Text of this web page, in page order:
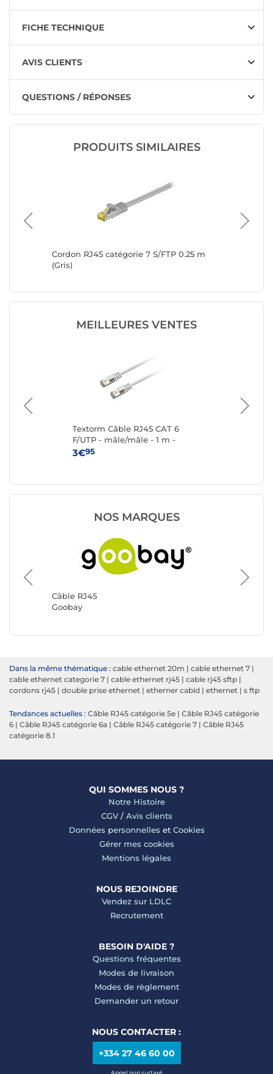
FICHE TECHNIQUE
AVIS CLIENTS
QUESTIONS / RÉPONSES
PRODUITS SIMILAIRES
Cordon RJ45 catégorie 7 S/FTP 0.25 m
(Gris)
MEILLEURES VENTES
Textorm Câble RJ45 CAT 6
F/UTP - mâle/mâle - 1 m -
Blanc
3€95
NOS MARQUES
Câble RJ45
Goobay
Dans la même thématique : cable ethernet 20m | cable ethernet 7 |
cable ethernet categorie 7 | cable ethernet rj45 | cable rj45 sftp |
cordons rj45 | double prise ethernet | etherner cabld | ethernet | s ftp
Tendances actuelles : Câble RJ45 catégorie 5e | Câble RJ45 catégorie
6 | Câble RJ45 catégorie 6a | Câble RJ45 catégorie 7 | Câble RJ45
catégorie 8.1
QUI SOMMES NOUS ?
Notre Histoire
CGV/ Avis clients
Données personnelles et Cookies
Gérer mes cookies
Mentions légales
NOUS REJOINDRE
Vendez sur LDLC
Recrutement
BESOIN D'AIDE ?
Questions fréquentes
Modes de livraison
Modes de règlement
Demander un retour
NOUS CONTACTER :
+334 27 46 60 00